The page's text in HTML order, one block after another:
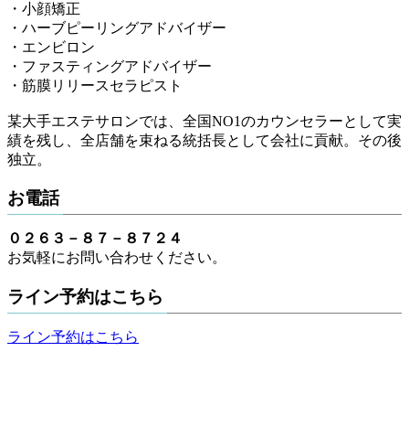
・小顔矯正
・ハーブピーリングアドバイザー
・エンビロン
・ファスティングアドバイザー
・筋膜リリースセラピスト
某大手エステサロンでは、全国NO1のカウンセラーとして実
績を残し、全店舗を束ねる統括長として会社に貢献。その後
独立。
お電話
０２６３－８７－８７２４
お気軽にお問い合わせください。
ライン予約はこちら
ライン予約はこちら